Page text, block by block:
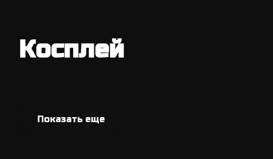
Косплей
Показать еще